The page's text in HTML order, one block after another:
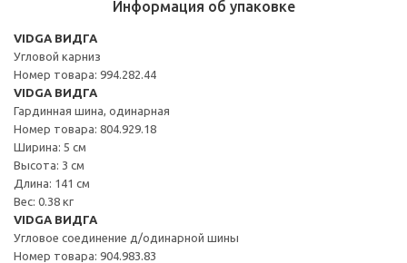
Информация об упаковке
VIDGA ВИДГА
Угловой карниз
Номер товара: 994.282.44
VIDGA ВИДГА
Гардинная шина, одинарная
Номер товара: 804.929.18
Ширина: 5 см
Высота: 3 см
Длина: 141 см
Вес: 0.38 кг
VIDGA ВИДГА
Угловое соединение д/одинарной шины
Номер товара: 904.983.83